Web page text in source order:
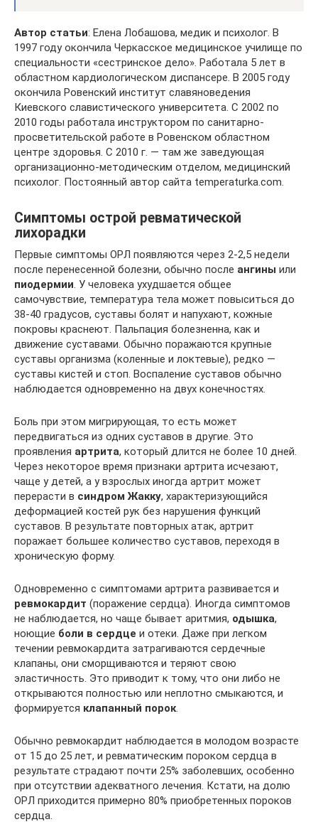
Автор статьи: Елена Лобашова, медик и психолог. В
1997 году окончила Черкасское медицинское училище по
специальности «сестринское дело». Работала 5 лет в
областном кардиологическом диспансере. В 2005 году
окончила Ровенский институт славяноведения
Киевского славистического университета. С 2002 по
2010 годы работала инструктором по санитарно-
просветительской работе в Ровенском областном
центре здоровья. С 2010 г. — там же заведующая
организационно-методическим отделом, медицинский
психолог. Постоянный автор сайта temperaturka.com.
Симптомы острой ревматической
лихорадки
Первые симптомы ОРЛ появляются через 2-2,5 недели
после перенесенной болезни, обычно после ангины или
пиодермии . У человека ухудшается общее
самочувствие, температура тела может повыситься до
38-40 градусов, суставы болят и напухают, кожные
покровы краснеют. Пальпация болезненна, как и
движение суставами. Обычно поражаются крупные
суставы организма (коленные и локтевые), редко —
суставы кистей и стоп. Воспаление суставов обычно
наблюдается одновременно на двух конечностях.
Боль при этом мигрирующая, то есть может
передвигаться из одних суставов в другие. Это
проявления артрита, который длится не более 10 дней.
Через некоторое время признаки артрита исчезают,
чаще у детей, а у взрослых иногда артрит может
перерасти в синдром Жакку, характеризующийся
деформацией костей рук без нарушения функций
суставов. В результате повторных атак, артрит
поражает большее количество суставов, переходя в
хроническую форму.
Одновременно с симптомами артрита развивается и
ревмокардит (поражение сердца). Иногда симптомов
не наблюдается, но чаще бывает аритмия, одышка,
ноющие боли в сердце и отеки. Даже при легком
течении ревмокардита затрагиваются сердечные
клапаны, они сморщиваются и теряют свою
эластичность. Это приводит к тому, что они либо не
открываются полностью или неплотно смыкаются, и
формируется клапанный порок
Обычно ревмокардит наблюдается в молодом возрасте
от 15 до 25 лет, и ревматическим пороком сердца в
результате страдают почти 25% заболевших, особенно
при отсутствии адекватного лечения. Кстати, на долю
ОРЛ приходится примерно 80% приобретенных пороков
сердца.